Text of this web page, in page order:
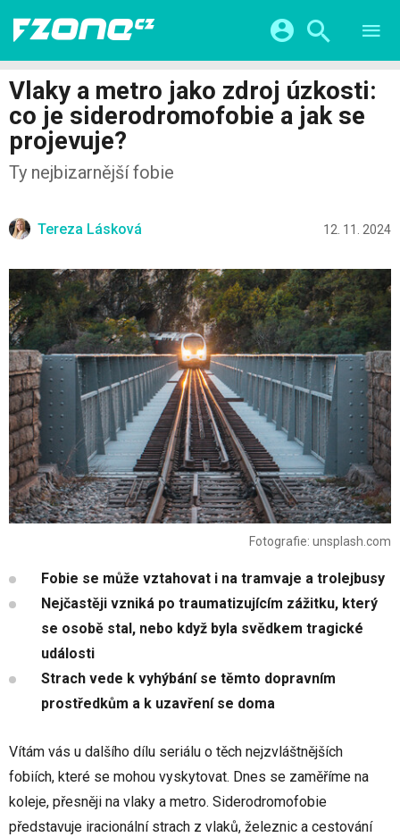
VIDEA
SERIÁLY
KATEGORIE
CHYTRÁ MĚSTA
ŽIVOT BUDOUCNOSTI
HRY A ZÁBAVA
FINTECH
Facebook Google
Twitter
Vlaky a metro jako zdroj úzkosti:
co je siderodromofobie a jak se
projevuje?
Ty nejbizarnější fobie
Tereza Lásková 12. 11. 2024
Fotografie: unsplash.com
Fobie se může vztahovat i na tramvaje a trolejbusy
Nejčastěji vzniká po traumatizujícím zážitku, který
se osobě stal, nebo když byla svědkem tragické
události
Strach vede k vyhýbání se těmto dopravním
prostředkům a k uzavření se doma
Vítám vás u dalšího dílu seriálu o těch nejzvláštnějších
fobiích, které se mohou vyskytovat. Dnes se zaměříme na
koleje, přesněji na vlaky a metro. Siderodromofobie
představuje iracionální strach z vlaků, železnic a cestování